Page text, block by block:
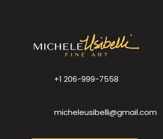
+1 206-999-7558
micheleusibelli@gmail.com